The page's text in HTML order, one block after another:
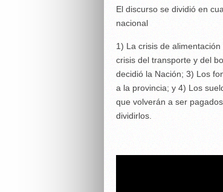
El discurso se dividió en
nacional
1) La crisis de
crisis del transporte y del
decidió la Nación; 3) Los
a la provincia; y 4) Los
que volverán a ser
dividirlos.